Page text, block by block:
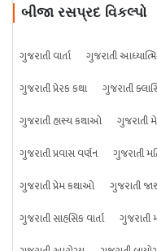
બીજા રસપ્રદ વિકલ્પો
ગુજરાતી વાર્તા ગુજરાતી
ગુજરાતી પ્રેરક કથા
ગુજરાતી
ગુજરાતી હાસ્ય કથાઓ
ગુજરાતી
ગુજરાતી પ્રવાસ વર્ણન
ગુજરાતી
ગુજરાતી પ્રેમ કથાઓ
ગુજરાતી
ગુજરાતી સાહસિક વાર્તા
ગુજરાતી